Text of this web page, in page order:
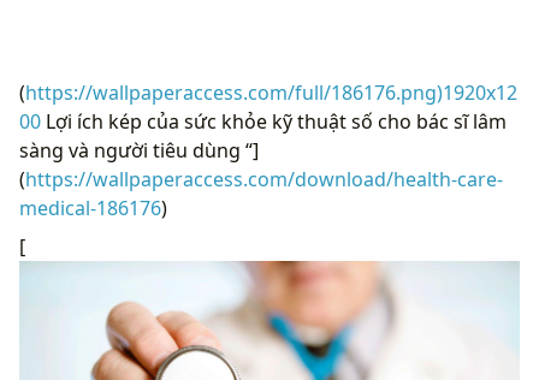
(https://wallpaperaccess.com/full/186176.png)1920x12
00 Lợi ích kép của sức khỏe kỹ thuật số cho bác sĩ lâm
sàng và người tiêu dùng “]
(https://wallpaperaccess.com/download/health-care-
medical-186176)
[